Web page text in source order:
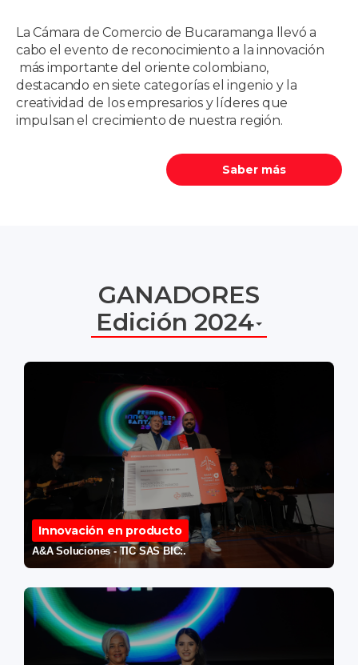
La Cámara de Comercio de Bucaramanga llevó a
cabo el evento de reconocimiento a la innovación
más importante del oriente colombiano,
destacando en siete categorías el ingenio y la
creatividad de los empresarios y líderes que
impulsan el crecimiento de nuestra región.
Saber más
GANADORES
Edición 2024
Innovación en producto
A&A Soluciones - TIC SAS BIC:.